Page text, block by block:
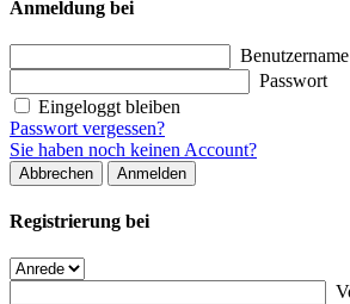
Anmeldung bei
Benutzername
Passwort
Eingeloggt bleiben
Passwort vergessen?
Sie haben noch keinen Account?
Abbrechen Anmelden
Registrierung bei